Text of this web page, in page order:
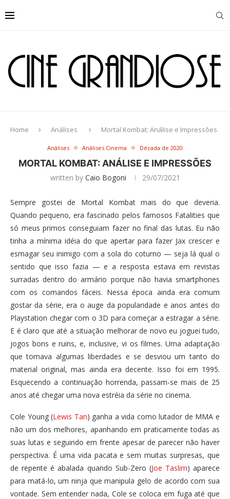
Home Análises Mortal Kombat: Análise e Impressões
Análises Análises Cinema Década de 2020
MORTAL KOMBAT: ANÁLISE E IMPRESSÕES
written by Caio Bogoni 29/07/2021
Sempre gostei de Mortal Kombat mais do que deveria.
Quando pequeno, era fascinado pelos famosos Fatalities que
só meus primos conseguiam fazer no final das lutas. Eu não
tinha a mínima idéia do que apertar para fazer Jax crescer e
esmagar seu inimigo com a sola do coturno — seja lá qual o
sentido que isso fazia — e a resposta estava em revistas
surradas dentro do armário porque não havia smartphones
com os comandos fáceis. Nessa época ainda era comum
gostar da série, era o auge da popularidade e anos antes do
Playstation chegar com o 3D para começar a estragar a série.
E é claro que até a situação melhorar de novo eu joguei tudo,
jogos bons e ruins, e, inclusive, vi os filmes. Uma adaptação
que tomava algumas liberdades e se desviou um tanto do
material original, mas ainda era decente. Isso foi em 1995.
Esquecendo a continuação horrenda, passam-se mais de 25
anos até chegar uma nova estréia da série no cinema.
Cole Young (Lewis Tan) ganha a vida como lutador de MMA e
não um dos melhores, apanhando em praticamente todas as
suas lutas e seguindo em frente apesar de parecer não haver
perspectiva. É uma vida pacata e sem muitas surpresas, que
de repente é abalada quando Sub-Zero (Joe Taslim) aparece
para matá-lo, um ninja que manipula gelo de acordo com sua
vontade. Sem entender nada, Cole se coloca em fuga até que